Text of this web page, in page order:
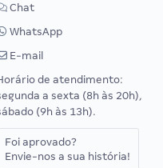
Chat
WhatsApp
E-mail
de atendimento:
a sexta (8h às 20h),
(9h às 13h).
Foi aprovado?
Envie-nos a sua história!